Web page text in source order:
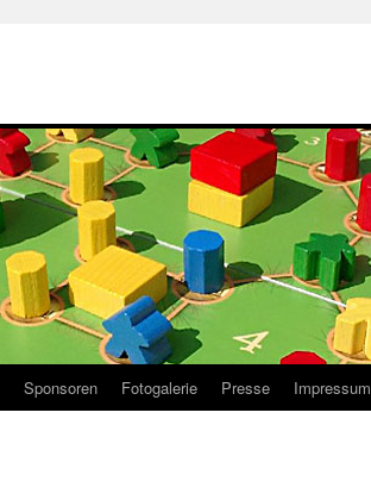
Sponsoren Fotogalerie Presse Impressum